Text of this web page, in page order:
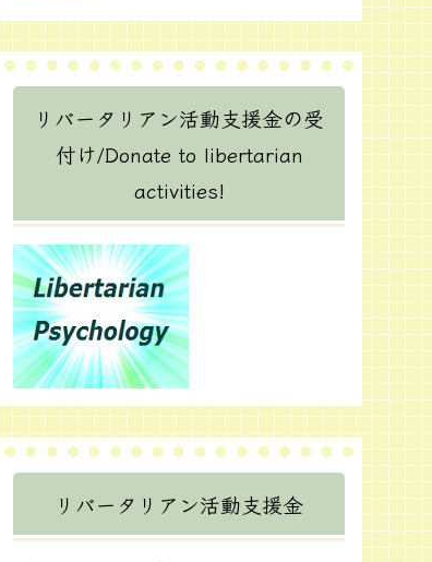
リバータリアン活動支援金の受
付け/Donate to libertarian
activities!
リバータリアン活動支援金